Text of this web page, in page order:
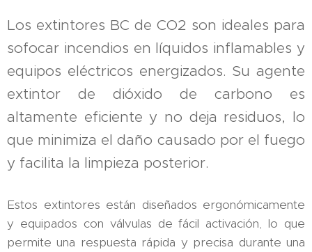
Los extintores BC de CO2 son ideales para
sofocar incendios en líquidos inflamables y
equipos eléctricos energizados. Su agente
extintor de dióxido de carbono es
altamente eficiente y no deja residuos, lo
que minimiza el daño causado por el fuego
y facilita la limpieza posterior.
Estos extintores están diseñados ergonómicamente
y equipados con válvulas de fácil activación, lo que
permite una respuesta rápida y precisa durante una